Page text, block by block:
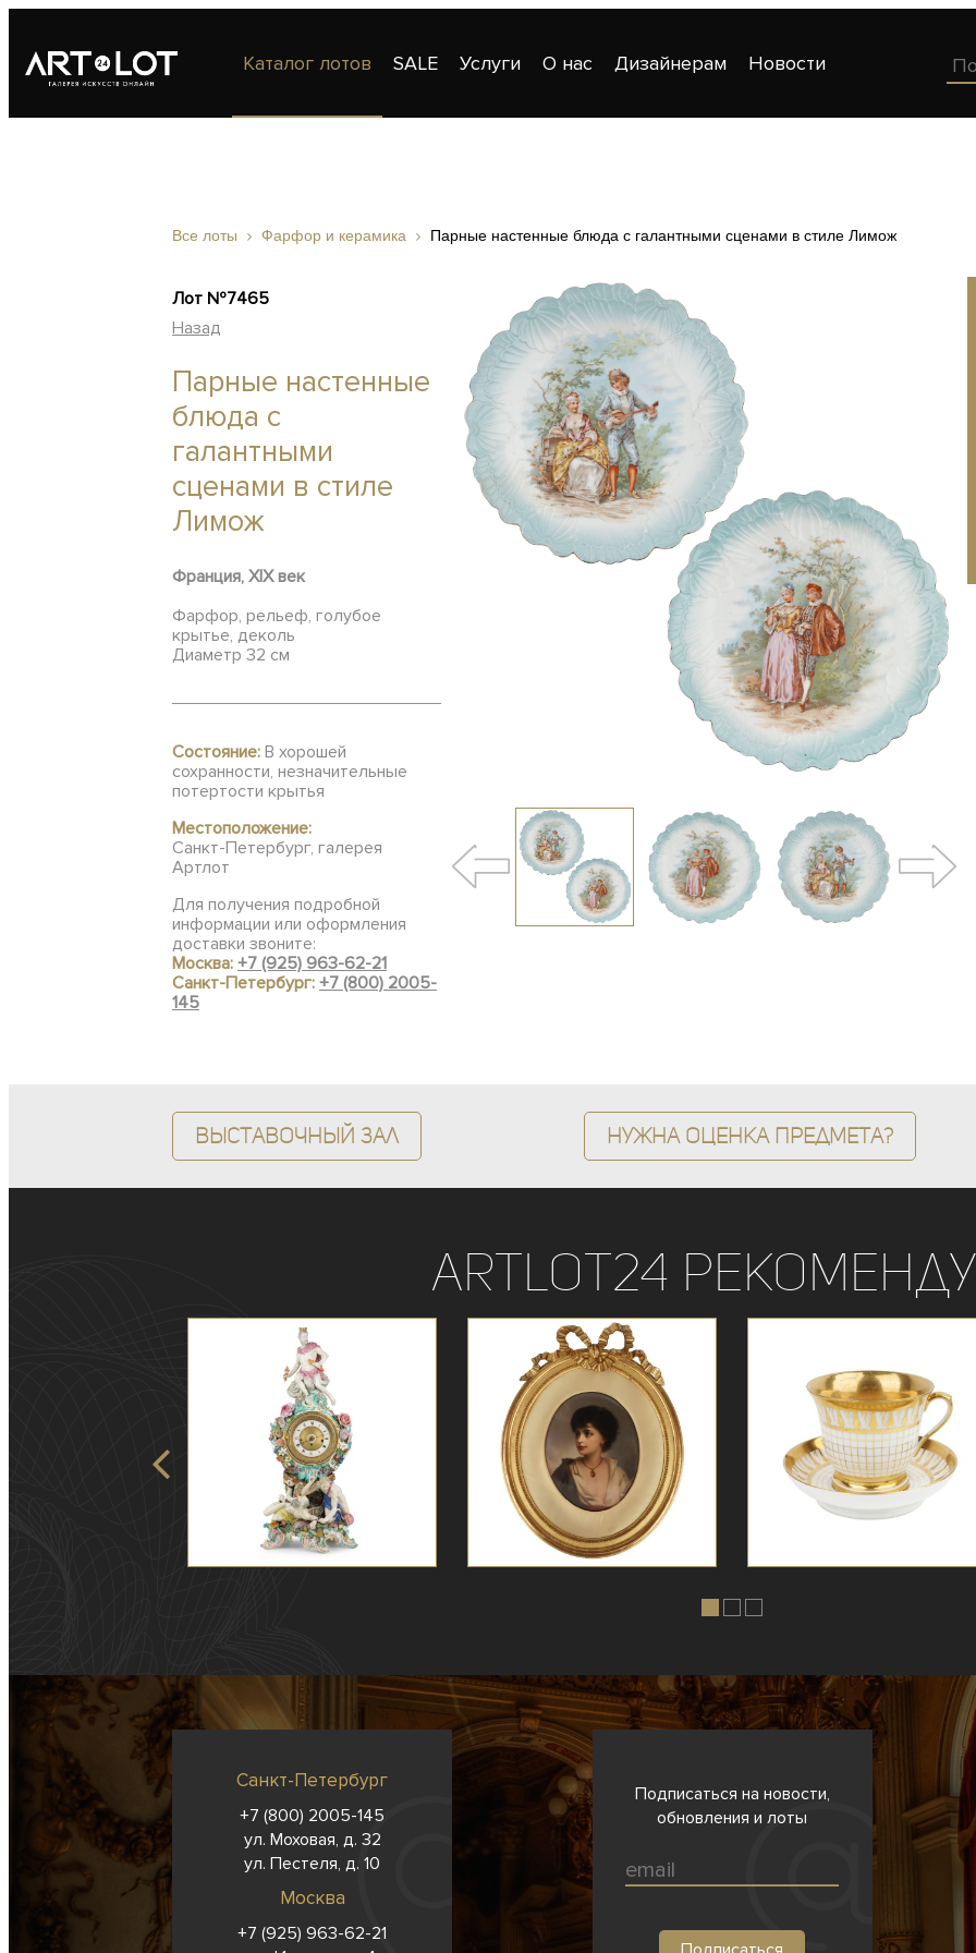
Каталог лотов SALE Услуги О нас Дизайнерам Новости
Все лоты Фарфор и керамика Парные настенные блюда с галантными сценами в стиле Лимож
Лот №7465
Назад
Парные настенные
блюда с
галантными
сценами в стиле
Лимож
Франция, XIX век
Фарфор, рельеф, голубое
крытье, деколь
Диаметр 32 см
Состояние: В хорошей
сохранности, незначительные
потертости крытья
Местоположение:
Санкт-Петербург, галерея
Артлот
Для получения подробной
информации или оформления
доставки звоните:
Москва: +7 (925) 963-62-21
Санкт-Петербург: +7 (800) 2005-
145
Выставочный зал Нужна оценка предмета?
ArtLot24
Санкт-Петербург
+7 (800) 2005-145
ул. Моховая, д. 32
ул. Пестеля, д. 10
Москва
+7 (925) 963-62-21
Подписаться на новости,
обновления и лоты